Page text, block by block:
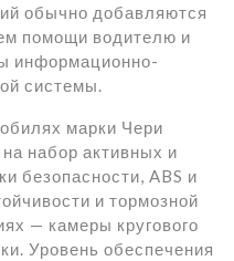
обычно добавляются
помощи водителю и
информационно-
системы.
марки Чери
набор активных и
безопасности, ABS и
и тормозной
— камеры кругового
Уровень обеспечения